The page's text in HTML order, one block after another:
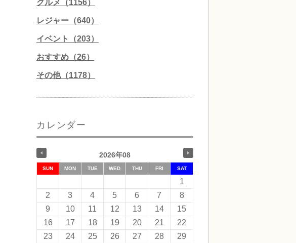
グルメ（1156）
レジャー（640）
イベント（203）
おすすめ（26）
その他（1178）
カレンダー
2026年08
SUN MON TUE WED THU FRI SAT
1
2
3 4 5 6 7
8
9
10 11 12 13 14
15
16
17 18 19 20 21
22
23
24 25 26 27 28
29